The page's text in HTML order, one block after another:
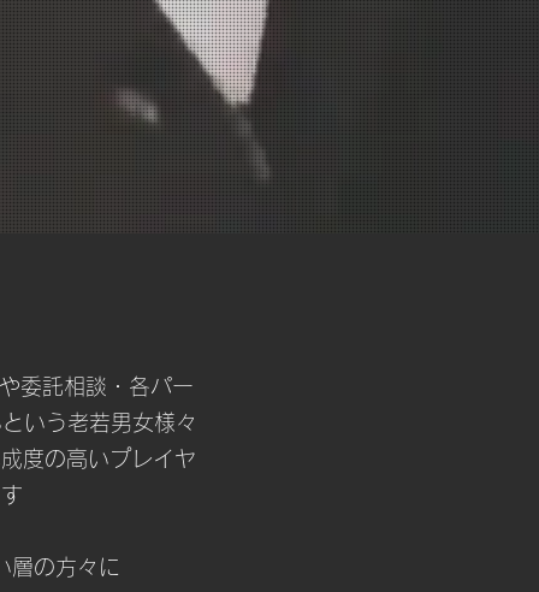
委託相談・各パー
いう老若男女様々
度の高いプレイヤ
層の方々に